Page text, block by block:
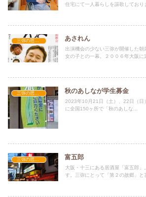
住宅にて一人暮らしを謳歌しており
三弥の思い出 あされん
出演機会の少ない三弥が開催した
女の子との一幕。２００６年大阪に
三弥の思い出 秋のあしなが学生募金
2023年10月21日（土）、22日（日
に全国150ヶ所で「秋のあしな...
三弥の思い出 富五郎
大阪・十三にある居酒屋「富五郎
す。三弥にとって「第２の故郷」と